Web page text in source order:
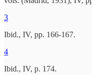
3
Ibid., IV, pp. 166-167.
4
Ibid., IV, p. 174.